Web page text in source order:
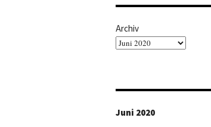
Archiv
Juni 2020